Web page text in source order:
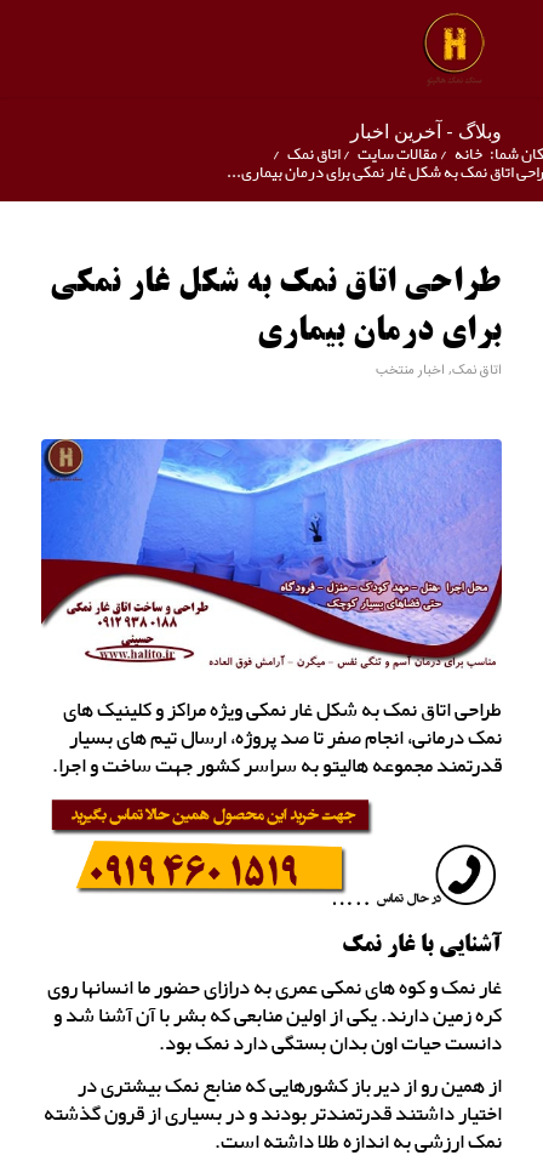
وبلاگ - آخرین اخبار
شما: خانه /مقالات سایت /اتاق نمک /
اتاق نمک به شکل غار نمکی برای درمان بیماری...
طراحی اتاق نمک به شکل غار نمکی
برای درمان بیماری
اتاق نمک, اخبار منتخب
طراحی اتاق نمک به شکل غار نمکی ویژه مراکز و کلینیک های
نمک درمانی، انجام صفر تا صد پروژه، ارسال تیم های بسیار
قدرتمند مجموعه هالیتو به سراسر کشور جهت ساخت و اجرا.
آشنایی با غار نمک
غار نمک و کوه های نمکی عمری به درازای حضور ما انسانها روی
کره زمین دارند. یکی از اولین منابعی که بشر با آن آشنا شد و
دانست حیات اون بدان بستگی دارد نمک بود.
از همین رو از دیرباز کشورهایی که منابع نمک بیشتری در
اختیار داشتند قدرتمندتر بودند و در بسیاری از قرون گذشته
نمک ارزشی به اندازه طلا داشته است.